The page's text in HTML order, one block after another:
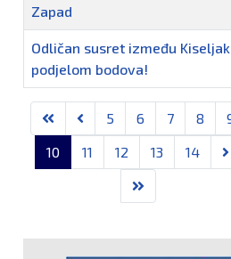
Članci
Zapad
Odličan susret između
podjelom bodova!
5 6 7 8
10
11 12 13 14